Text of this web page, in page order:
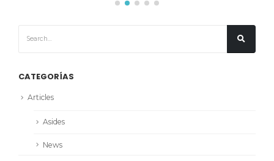
CATEGORÍAS
Articles
Asides
News